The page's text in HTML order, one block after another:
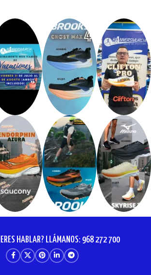
HABLAR? LLÁMANOS: 968 272 700